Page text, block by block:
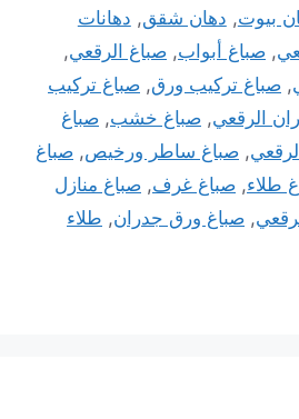
بيوت, دهان شقق, دهانات
, صباغ أبواب, صباغ الرقعي,
, صباغ تركيب ورق, صباغ تركيب
الرقعي, صباغ خشب, صباغ
, صباغ ساطر ورخيص, صباغ
طلاء, صباغ غرف, صباغ منازل
, صباغ ورق جدران, طلاء